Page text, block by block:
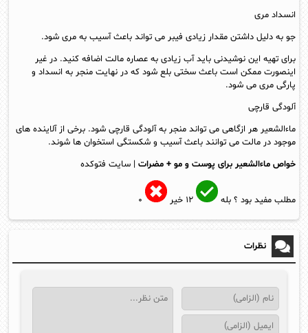
انسداد مری
جو به دلیل داشتن مقدار زیادی فیبر می تواند باعث آسیب به مری شود.
برای تهیه این نوشیدنی باید آب زیادی به عصاره مالت اضافه کنید. در غیر
اینصورت ممکن است باعث سختی بلع شود که در نهایت منجر به انسداد و
پارگی مری می شود.
آلودگی قارچی
ماءالشعیر هر ازگاهی می تواند منجر به آلودگی قارچی شود. برخی از آلاینده های
موجود در مالت می توانند باعث آسیب و شکستگی استخوان ها شوند.
خواص ماءالشعیر برای پوست و مو + مضرات| سایت فتوکده
مطلب مفید بود ؟ بله ۱۲ خیر ۰
نظرات